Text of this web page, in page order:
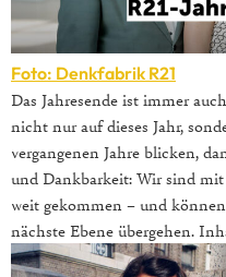
Foto: Denkfabrik R21
Das Jahresende ist immer
nicht nur auf dieses Jahr,
vergangenen Jahre blicken,
und Dankbarkeit: Wir sind
weit gekommen – und
nächste Ebene übergehen.